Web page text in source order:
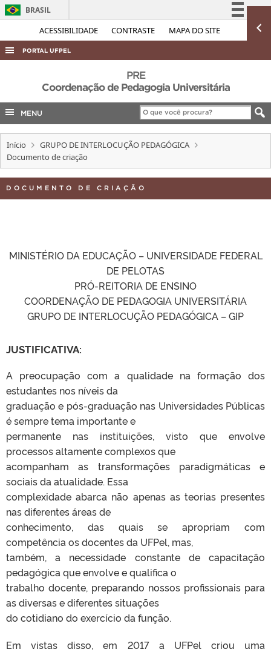
ACESSIBILIDADE CONTRASTE MAPA DO SITE
BRASIL
Simplifique!
Acesso à informação
Legislação
Canais
PORTAL UFPEL
AUDITORIA
COBALTO
CONCURSOS
EDITAIS
PRE
Coordenação de Pedagogia Universitária
MENU
Início
GRUPO DE INTERLOCUÇÃO PEDAGÓGICA
Documento de criação
DOCUMENTO DE CRIAÇÃO
MINISTÉRIO DA EDUCAÇÃO – UNIVERSIDADE FEDERAL
DE PELOTAS
PRÓ-REITORIA DE ENSINO
COORDENAÇÃO DE PEDAGOGIA UNIVERSITÁRIA
GRUPO DE INTERLOCUÇÃO PEDAGÓGICA – GIP
JUSTIFICATIVA:
A preocupação com a qualidade na formação dos
estudantes nos níveis da
graduação e pós-graduação nas Universidades Públicas
é sempre tema importante e
permanente nas instituições, visto que envolve
processos altamente complexos que
acompanham as transformações paradigmáticas e
sociais da atualidade. Essa
complexidade abarca não apenas as teorias presentes
nas diferentes áreas de
conhecimento, das quais se apropriam com
competência os docentes da UFPel, mas,
também, a necessidade constante de capacitação
pedagógica que envolve e qualifica o
trabalho docente, preparando nossos profissionais para
as diversas e diferentes situações
do cotidiano do exercício da função.
Em vistas disso, em 2017 a UFPel criou uma